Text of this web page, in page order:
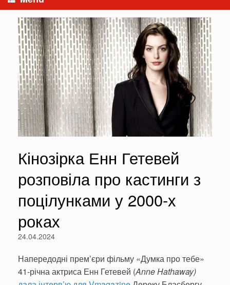
Кінозірка Енн Гетевей
розповіла про кастинги з
поцілунками у 2000-х
роках
24.04.2024
Напередодні прем’єри фільму «Думка про тебе»
41-річна актриса Енн Гетевей (Anne Hathaway)